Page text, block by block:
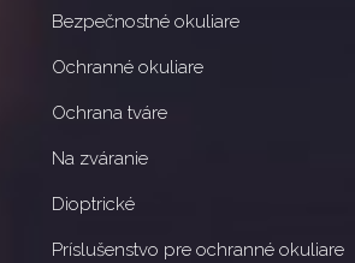
Bezpečnostné okuliare
Ochranné okuliare
Ochrana tváre
Na zváranie
Dioptrické
Príslušenstvo pre ochranné okuliare